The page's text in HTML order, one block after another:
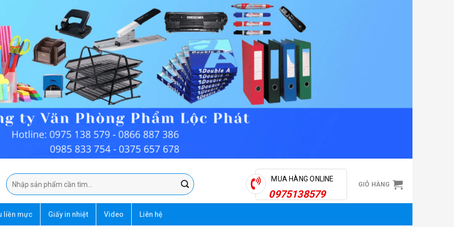
Tìm
kiếm:
MUA HÀNG ONLINE
0975138579
GIỎ HÀNG
liền mực Giấy in nhiệt Video Liên hệ